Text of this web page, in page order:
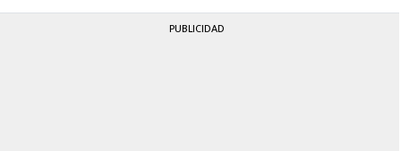
PUBLICIDAD